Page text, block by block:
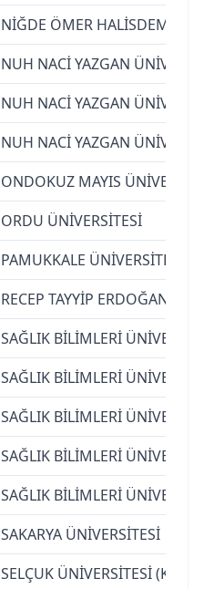
NİĞDE ÖMER HALİSDEMİR
NUH NACİ YAZGAN
NUH NACİ YAZGAN
NUH NACİ YAZGAN
ONDOKUZ MAYIS
ORDU ÜNİVERSİTESİ
PAMUKKALE ÜNİVERSİTESİ
RECEP TAYYİP ERDOĞAN
SAĞLIK BİLİMLERİ
SAĞLIK BİLİMLERİ
SAĞLIK BİLİMLERİ
SAĞLIK BİLİMLERİ
SAĞLIK BİLİMLERİ
SAKARYA ÜNİVERSİTESİ
SELÇUK ÜNİVERSİTESİ (KONYA)